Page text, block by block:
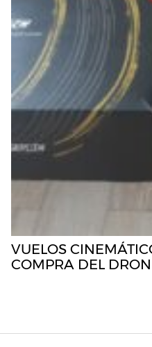
VUELOS
COMPRA DEL